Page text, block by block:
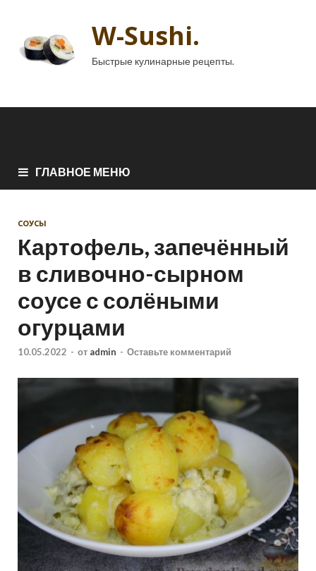
W-Sushi.
Быстрые кулинарные рецепты.
ГЛАВНОЕ МЕНЮ
СОУСЫ
Картофель, запечённый
в сливочно-сырном
соусе с солёными
огурцами
10.05.2022 - от admin - Оставьте комментарий